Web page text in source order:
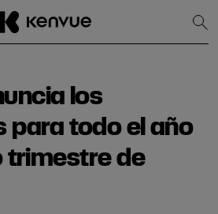
los
para todo el año
trimestre de